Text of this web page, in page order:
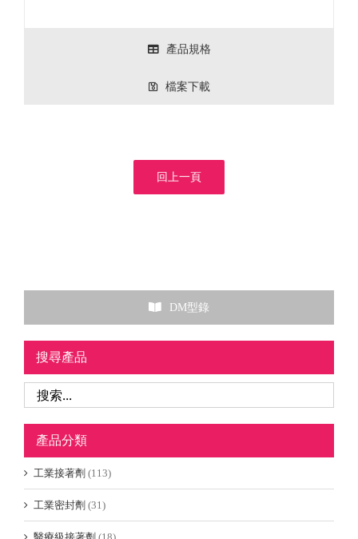
產品規格
檔案下載
回上一頁
DM型錄
搜尋產品
產品分類
工業接著劑 (113)
工業密封劑 (31)